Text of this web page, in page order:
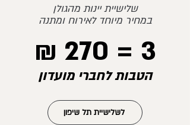
שלישיית יינות מהגולן
במחיר מיוחד לאירוח ומתנה
הטבות לחברי מועדון
3 = 270 ₪
לשלישיית תל שיפון